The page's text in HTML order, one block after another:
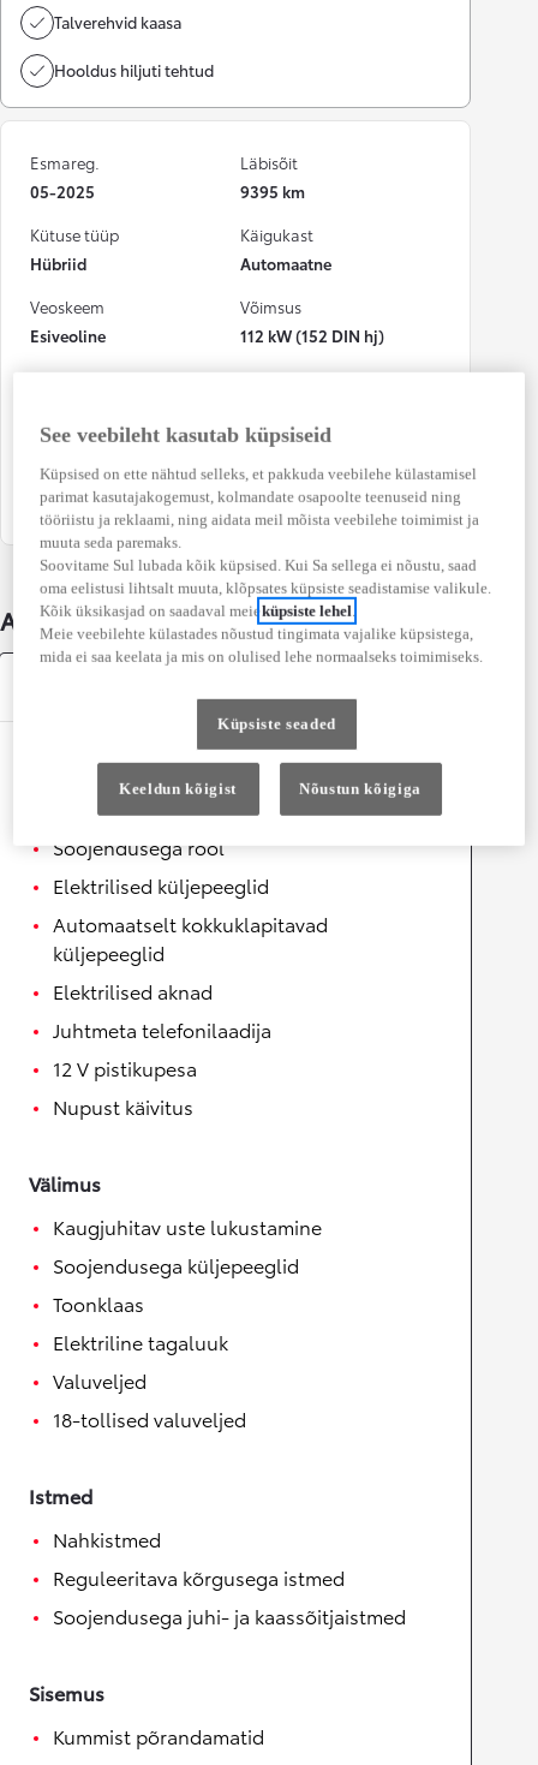
Talverehvid kaasa
Hooldus hiljuti tehtud
Esmareg.
05-2025
Läbisõit
9395 km
Kütuse tüüp
Hübriid
Käigukast
Automaatne
Veoskeem
Esiveoline
Võimsus
112 kW (152 DIN hj)
(kombineeritud)
117 g/km
Osalenud
kindlustusjuhtumis
Ei
Auto üksikasjad
Mugavus
Helisüsteemi juhtnupud roolil
Soojendusega rool
Elektrilised küljepeeglid
Automaatselt kokkuklapitavad
küljepeeglid
Elektrilised aknad
Juhtmeta telefonilaadija
12 V pistikupesa
Nupust käivitus
Välimus
Kaugjuhitav uste lukustamine
Soojendusega küljepeeglid
Toonklaas
Elektriline tagaluuk
Valuveljed
18-tollised valuveljed
Istmed
Nahkistmed
Reguleeritava kõrgusega istmed
Soojendusega juhi- ja kaassõitjaistmed
Sisemus
Kummist põrandamatid
See veebileht kasutab küpsiseid
Küpsised on ette nähtud selleks, et pakkuda veebilehe külastamisel
parimat kasutajakogemust, kolmandate osapoolte teenuseid ning
tööriistu ja reklaami, ning aidata meil mõista veebilehe toimimist ja
muuta seda paremaks.
Soovitame Sul lubada kõik küpsised. Kui Sa sellega ei nõustu, saad
oma eelistusi lihtsalt muuta, klõpsates küpsiste seadistamise valikule.
Kõik üksikasjad on saadaval meieküpsiste lehel
Meie veebilehte külastades nõustud tingimata vajalike küpsistega,
mida ei saa keelata ja mis on olulised lehe normaalseks toimimiseks.
Küpsiste seaded
Keeldun kõigist Nõustun kõigiga